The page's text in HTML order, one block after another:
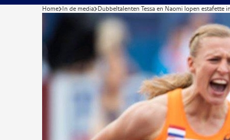
Home In de media Dubbeltalenten Tessa en Naomi lopen estafette